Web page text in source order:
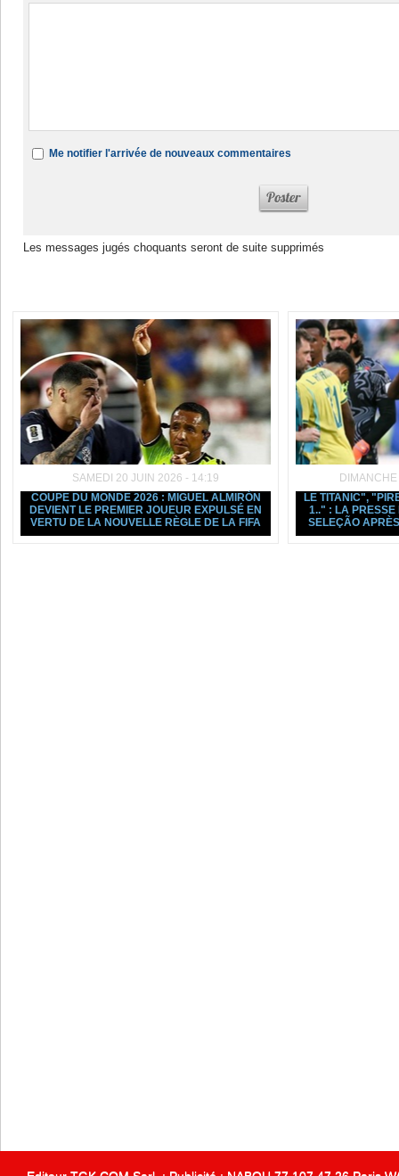
Me notifier l'arrivée de nouveaux commentaires
Les messages jugés choquants seront de suite supprimés
SAMEDI 20 JUIN 2026 - 14:19
COUPE DU MONDE 2026 : MIGUEL ALMIRÓN
DEVIENT LE PREMIER JOUEUR EXPULSÉ EN
VERTU DE LA NOUVELLE RÈGLE DE LA FIFA
LE TITANIC",
1.." : LA PRESSE
SELEÇÃO